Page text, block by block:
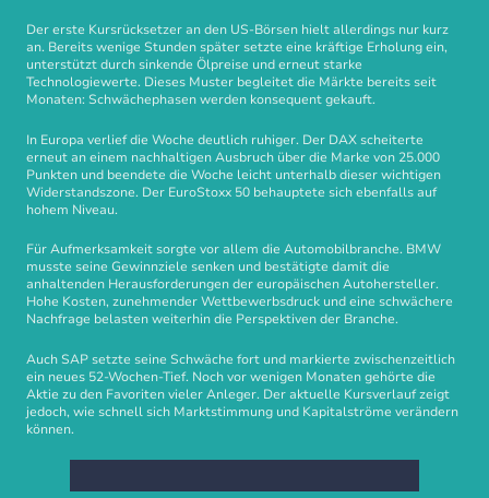
Der erste Kursrücksetzer an den US-Börsen hielt allerdings nur kurz
an. Bereits wenige Stunden später setzte eine kräftige Erholung ein,
unterstützt durch sinkende Ölpreise und erneut starke
Technologiewerte. Dieses Muster begleitet die Märkte bereits seit
Monaten: Schwächephasen werden konsequent gekauft.
In Europa verlief die Woche deutlich ruhiger. Der DAX scheiterte
erneut an einem nachhaltigen Ausbruch über die Marke von 25.000
Punkten und beendete die Woche leicht unterhalb dieser wichtigen
Widerstandszone. Der EuroStoxx 50 behauptete sich ebenfalls auf
hohem Niveau.
Für Aufmerksamkeit sorgte vor allem die Automobilbranche. BMW
musste seine Gewinnziele senken und bestätigte damit die
anhaltenden Herausforderungen der europäischen Autohersteller.
Hohe Kosten, zunehmender Wettbewerbsdruck und eine schwächere
Nachfrage belasten weiterhin die Perspektiven der Branche.
Auch SAP setzte seine Schwäche fort und markierte zwischenzeitlich
ein neues 52-Wochen-Tief. Noch vor wenigen Monaten gehörte die
Aktie zu den Favoriten vieler Anleger. Der aktuelle Kursverlauf zeigt
jedoch, wie schnell sich Marktstimmung und Kapitalströme verändern
können.